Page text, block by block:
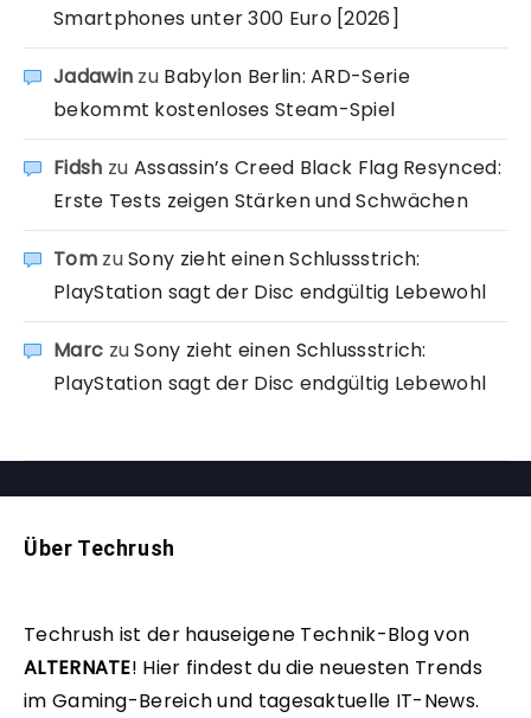
Smartphones unter 300 Euro [2026]
Jadawin zu Babylon Berlin: ARD-Serie
bekommt kostenloses Steam-Spiel
Fidsh zu Assassin’s Creed Black Flag Resynced:
Erste Tests zeigen Stärken und Schwächen
TomzuSony zieht einen Schlussstrich:
PlayStation sagt der Disc endgültig Lebewohl
Marc zuSony zieht einen Schlussstrich:
PlayStation sagt der Disc endgültig Lebewohl
Über Techrush
Techrush ist der hauseigene Technik-Blog von
ALTERNATE! Hier findest du die neuesten Trends
im Gaming-Bereich und tagesaktuelle IT-News.